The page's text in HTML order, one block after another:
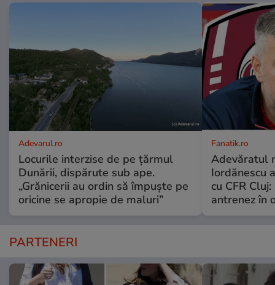
Adevarul.ro
Locurile interzise de pe țărmul
Dunării, dispărute sub ape.
„Grănicerii au ordin să împuște pe
oricine se apropie de maluri”
Fanatik.ro
Adevăratul
Iordănescu
cu CFR
antrenez în
PARTENERI